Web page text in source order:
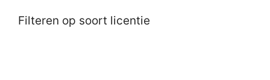
Filteren op soort licentie